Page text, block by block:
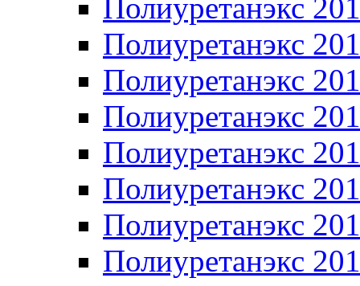
Полиуретанэкс
Полиуретанэкс
Полиуретанэкс
Полиуретанэкс
Полиуретанэкс
Полиуретанэкс
Полиуретанэкс
Полиуретанэкс